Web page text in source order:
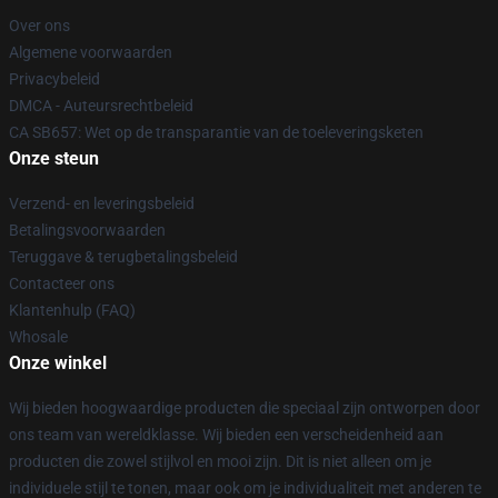
Over ons
Algemene voorwaarden
Privacybeleid
DMCA - Auteursrechtbeleid
CA SB657: Wet op de transparantie van de toeleveringsketen
Onze steun
Verzend- en leveringsbeleid
Betalingsvoorwaarden
Teruggave & terugbetalingsbeleid
Contacteer ons
Klantenhulp (FAQ)
Whosale
Onze winkel
Wij bieden hoogwaardige producten die speciaal zijn ontworpen door
ons team van wereldklasse. Wij bieden een verscheidenheid aan
producten die zowel stijlvol en mooi zijn. Dit is niet alleen om je
individuele stijl te tonen, maar ook om je individualiteit met anderen te